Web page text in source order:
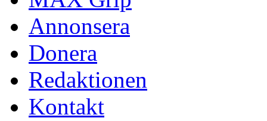
Annonsera
Donera
Redaktionen
Kontakt